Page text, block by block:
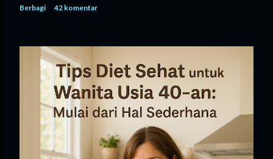
Berbagi 42 komentar